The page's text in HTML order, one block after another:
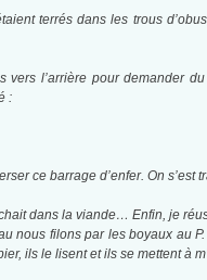
terrés dans les trous
l’arrière pour demander
:
ce barrage d’enfer. On
dans la viande… Enfin, je
filons par les boyaux au
ils le lisent et ils se mettent à